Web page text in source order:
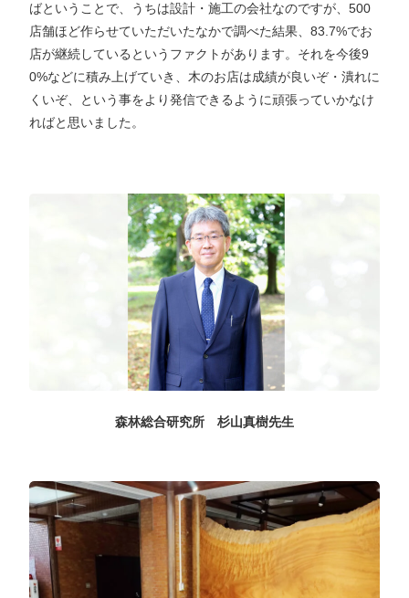
ばということで、うちは設計・施工の会社なのですが、500
店舗ほど作らせていただいたなかで調べた結果、83.7%でお
店が継続しているというファクトがあります。それを今後9
0%などに積み上げていき、木のお店は成績が良いぞ・潰れに
くいぞ、という事をより発信できるように頑張っていかなけ
ればと思いました。
森林総合研究所 杉山真樹先生